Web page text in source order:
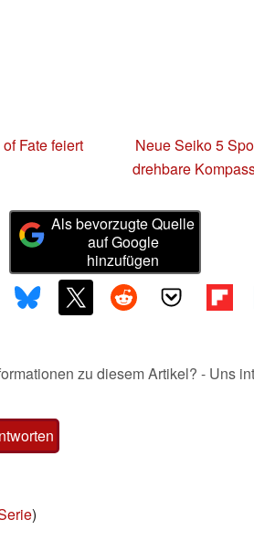
Fate feiert
Neue Seiko 5
drehbare
Als bevorzugte Quelle
auf Google
hinzufügen
zu diesem Artikel? - Uns
)